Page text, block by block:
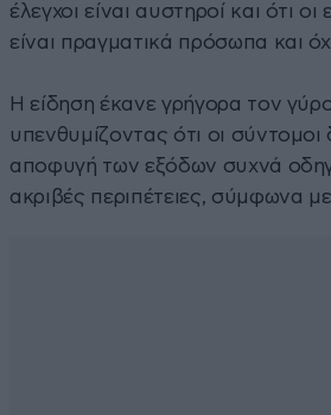
έλεγχοι είναι αυστηροί και ότι
είναι πραγματικά πρόσωπα και
Η είδηση έκανε γρήγορα τον
υπενθυμίζοντας ότι οι σύντομοι
αποφυγή των εξόδων συχνά
ακριβές περιπέτειες, σύμφωνα